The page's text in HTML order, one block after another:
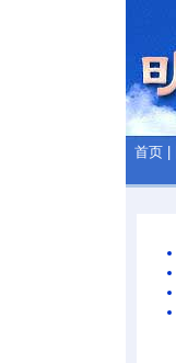
首页